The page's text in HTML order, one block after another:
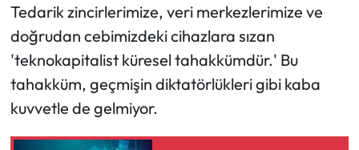
Tedarik zincirlerimize, veri merkezlerimize ve
doğrudan cebimizdeki cihazlara sızan
'teknokapitalist küresel tahakkümdür.' Bu
tahakküm, geçmişin diktatörlükleri gibi kaba
kuvvetle de gelmiyor.